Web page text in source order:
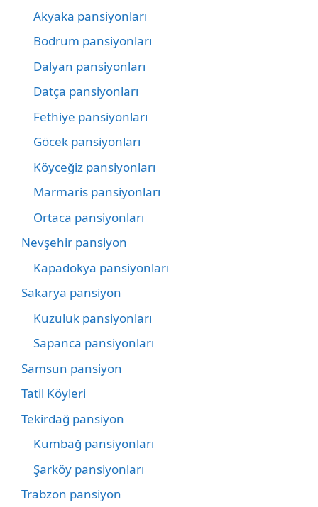
Akyaka pansiyonları
Bodrum pansiyonları
Dalyan pansiyonları
Datça pansiyonları
Fethiye pansiyonları
Göcek pansiyonları
Köyceğiz pansiyonları
Marmaris pansiyonları
Ortaca pansiyonları
Nevşehir pansiyon
Kapadokya pansiyonları
Sakarya pansiyon
Kuzuluk pansiyonları
Sapanca pansiyonları
Samsun pansiyon
Tatil Köyleri
Tekirdağ pansiyon
Kumbağ pansiyonları
Şarköy pansiyonları
Trabzon pansiyon